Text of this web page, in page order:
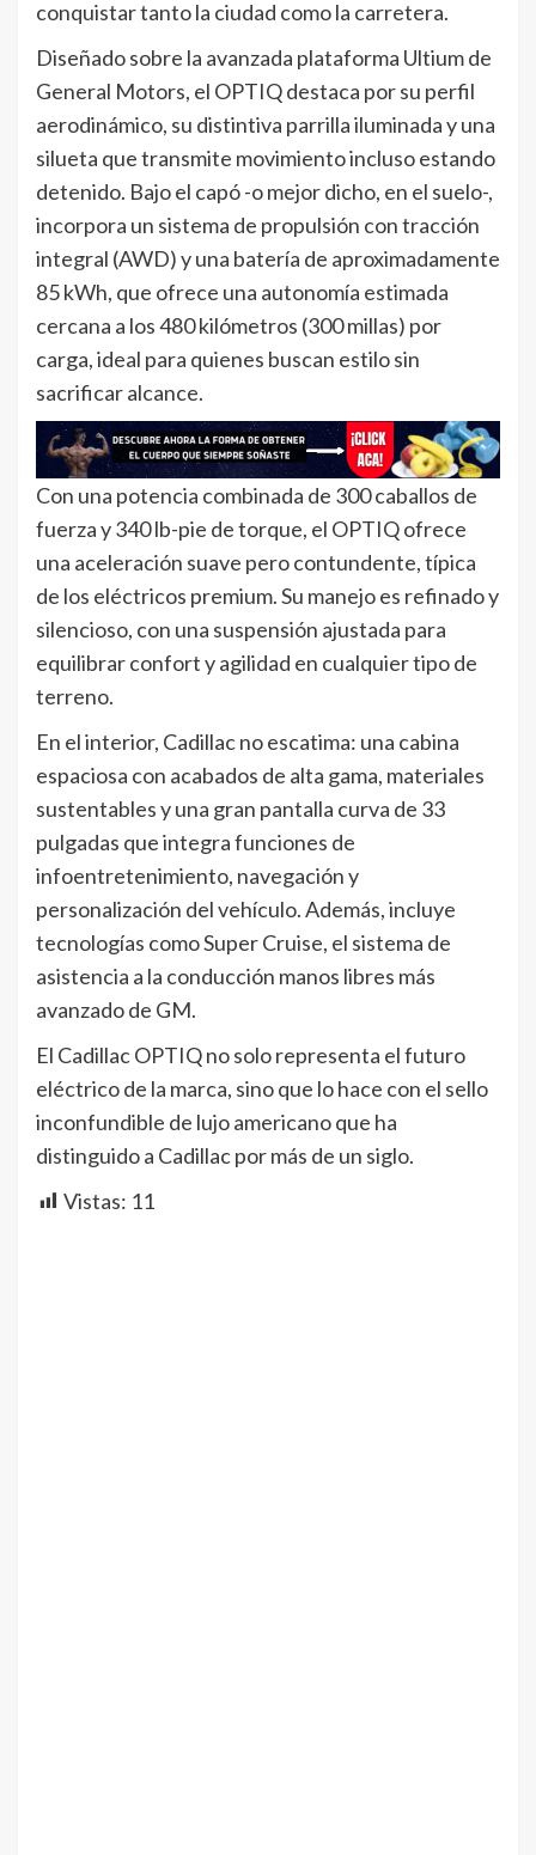
conquistar tanto la ciudad como la carretera.
Diseñado sobre la avanzada plataforma Ultium de
General Motors, el OPTIQ destaca por su perfil
aerodinámico, su distintiva parrilla iluminada y una
silueta que transmite movimiento incluso estando
detenido. Bajo el capó -o mejor dicho, en el suelo-,
incorpora un sistema de propulsión con tracción
integral (AWD) y una batería de aproximadamente
85 kWh, que ofrece una autonomía estimada
cercana a los 480 kilómetros (300 millas) por
carga, ideal para quienes buscan estilo sin
sacrificar alcance.
Con una potencia combinada de 300 caballos de
fuerza y 340 lb-pie de torque, el OPTIQ ofrece
una aceleración suave pero contundente, típica
de los eléctricos premium. Su manejo es refinado y
silencioso, con una suspensión ajustada para
equilibrar confort y agilidad en cualquier tipo de
terreno.
En el interior, Cadillac no escatima: una cabina
espaciosa con acabados de alta gama, materiales
sustentables y una gran pantalla curva de 33
pulgadas que integra funciones de
infoentretenimiento, navegación y
personalización del vehículo. Además, incluye
tecnologías como Super Cruise, el sistema de
asistencia a la conducción manos libres más
avanzado de GM.
El Cadillac OPTIQ no solo representa el futuro
eléctrico de la marca, sino que lo hace con el sello
inconfundible de lujo americano que ha
distinguido a Cadillac por más de un siglo.
Vistas: 11